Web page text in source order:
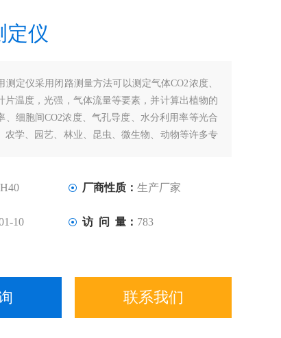
定仪
测定仪采用闭路测量方法可以测定气体CO2浓度、
片温度，光强，气体流量等要素，并计算出植物的
、细胞间CO2浓度、气孔导度、水分利用率等光合
农学、园艺、林业、昆虫、微生物、动物等许多专
厂商性质： 生产厂家
10 访 问 量： 783
联系我们